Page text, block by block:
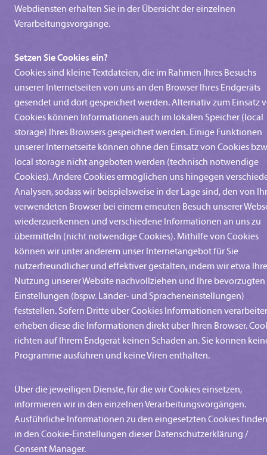
Webdiensten erhalten Sie in der Übersicht der einzelnen
Verarbeitungsvorgänge.
Setzen Sie Cookies ein?
Cookies sind kleine Textdateien, die im Rahmen Ihres Besuchs
unserer Internetseiten von uns an den Browser Ihres Endgeräts
gesendet und dort gespeichert werden. Alternativ zum Einsatz
Cookies können Informationen auch im lokalen Speicher (local
storage) Ihres Browsers gespeichert werden. Einige Funktionen
unserer Internetseite können ohne den Einsatz von Cookies
local storage nicht angeboten werden (technisch notwendige
Cookies). Andere Cookies ermöglichen uns hingegen
Analysen, sodass wir beispielsweise in der Lage sind, den von
verwendeten Browser bei einem erneuten Besuch unserer
wiederzuerkennen und verschiedene Informationen an uns zu
übermitteln (nicht notwendige Cookies). Mithilfe von Cookies
können wir unter anderem unser Internetangebot für Sie
nutzerfreundlicher und effektiver gestalten, indem wir etwa Ihre
Nutzung unserer Website nachvollziehen und Ihre bevorzugten
Einstellungen (bspw. Länder- und Spracheneinstellungen)
feststellen. Sofern Dritte über Cookies Informationen
erheben diese die Informationen direkt über Ihren Browser.
richten auf Ihrem Endgerät keinen Schaden an. Sie können
Programme ausführen und keine Viren enthalten.
Über die jeweiligen Dienste, für die wir Cookies einsetzen,
informieren wir in den einzelnen Verarbeitungsvorgängen.
Ausführliche Informationen zu den eingesetzten Cookies
in den Cookie-Einstellungen dieser Datenschutzerklärung /
Consent Manager.